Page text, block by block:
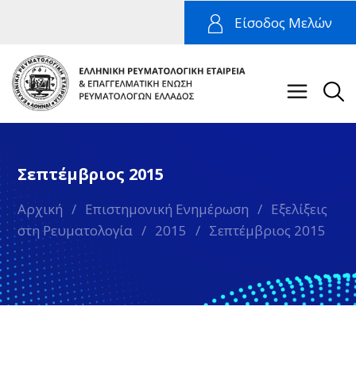
Είσοδος Μελών
Σεπτέμβριος 2015
Αρχική / Επιστημονική Ενημέρωση / Εξελίξεις
στη Ρευματολογία / 2015 / Σεπτέμβριος 2015